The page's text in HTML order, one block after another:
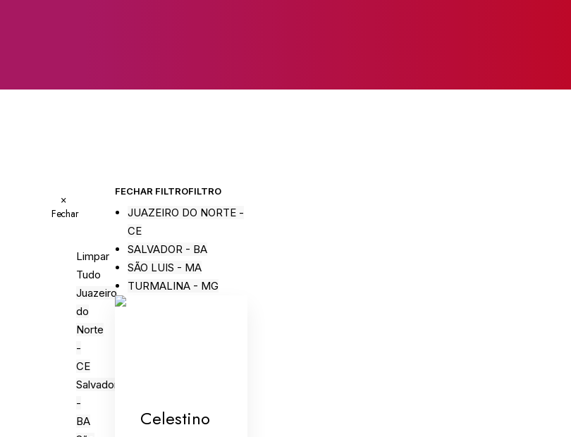
×
Fechar
Limpar
Tudo
Juazeiro
do
Norte
-
CE
Salvador
-
BA
FECHAR FILTROFILTRO
JUAZEIRO DO NORTE -
CE
SALVADOR - BA
SÃO LUIS - MA
TURMALINA - MG
Celestino